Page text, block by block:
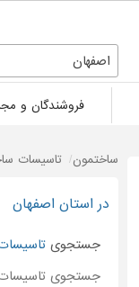
اصفهان
فروشندگان و
ساختمون تاسیسات
در استان اصفهان
جستجوی
جستجوی